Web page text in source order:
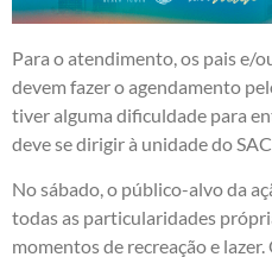
Para o atendimento, os pais e/
devem fazer o agendamento
tiver alguma dificuldade para
deve se dirigir à unidade do
No sábado, o público-alvo da
todas as particularidades
momentos de recreação e